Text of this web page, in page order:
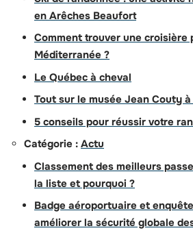
en Arêches Beaufort
Comment trouver une croisière
Méditerranée ?
Le Québec à cheval
Tout sur le musée Jean Couty
5 conseils pour réussir votre
Catégorie : Actu
Classement des meilleurs
la liste et pourquoi ?
Badge aéroportuaire et
améliorer la sécurité globale